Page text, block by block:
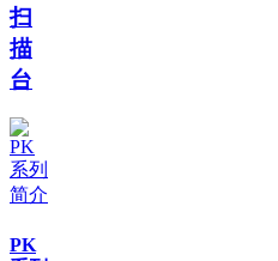
扫
描
台
PK